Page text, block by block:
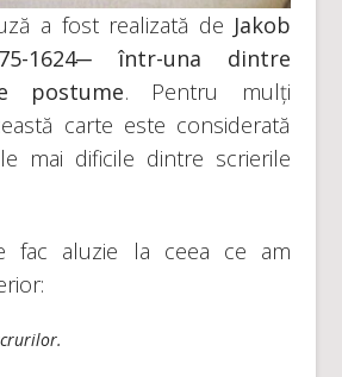
a fost realizată de Jakob
1624─ într-una dintre
postume. Pentru mulți
carte este considerată
mai dificile dintre scrierile
fac aluzie la ceea ce am